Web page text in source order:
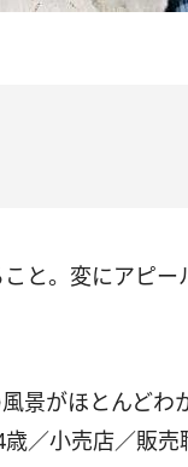
と。変にアピ
景がほとんど
／小売店／販売